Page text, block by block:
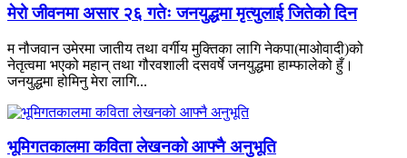
मेरो जीवनमा असार २६ गतेः जनयुद्धमा मृत्युलाई जितेको दिन
म नौजवान उमेरमा जातीय तथा वर्गीय मुक्तिका लागि नेकपा(माओवादी)को
नेतृत्वमा भएको महान् तथा गौरवशाली दसवर्षे जनयुद्धमा हाम्फालेको हुँ।
जनयुद्धमा होमिनु मेरा लागि...
भूमिगतकालमा कविता लेखनको आफ्नै अनुभूति